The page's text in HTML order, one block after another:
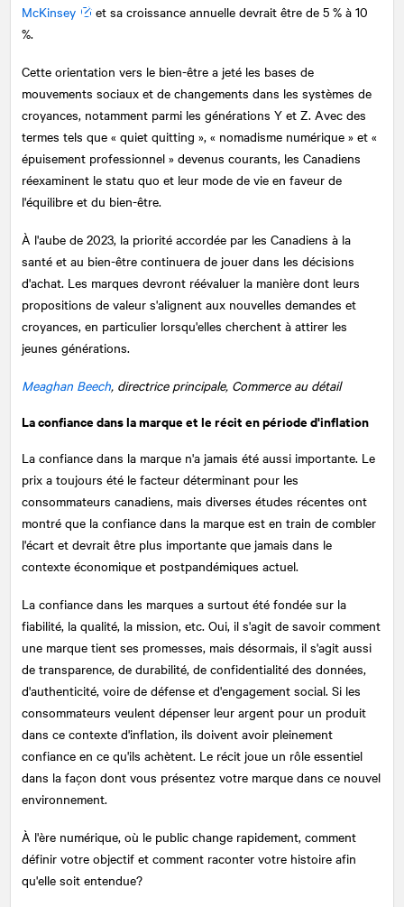
McKinsey
et sa croissance annuelle devrait être de 5 % à 10
%.
Cette orientation vers le bien-être a jeté les bases de
mouvements sociaux et de changements dans les systèmes de
croyances, notamment parmi les générations Y et Z. Avec des
termes tels que « quiet quitting », « nomadisme numérique » et «
épuisement professionnel » devenus courants, les Canadiens
réexaminent le statu quo et leur mode de vie en faveur de
l'équilibre et du bien-être.
À l'aube de 2023, la priorité accordée par les Canadiens à la
santé et au bien-être continuera de jouer dans les décisions
d'achat. Les marques devront réévaluer la manière dont leurs
propositions de valeur s'alignent aux nouvelles demandes et
croyances, en particulier lorsqu'elles cherchent à attirer les
jeunes générations.
Meaghan Beech, directrice principale, Commerce au détail
La confiance dans la marque et le récit en période d'inflation
La confiance dans la marque n'a jamais été aussi importante. Le
prix a toujours été le facteur déterminant pour les
consommateurs canadiens, mais diverses études récentes ont
montré que la confiance dans la marque est en train de combler
l'écart et devrait être plus importante que jamais dans le
contexte économique et postpandémiques actuel.
La confiance dans les marques a surtout été fondée sur la
fiabilité, la qualité, la mission, etc. Oui, il s'agit de savoir comment
une marque tient ses promesses, mais désormais, il s'agit aussi
de transparence, de durabilité, de confidentialité des données,
d'authenticité, voire de défense et d'engagement social. Si les
consommateurs veulent dépenser leur argent pour un produit
dans ce contexte d'inflation, ils doivent avoir pleinement
confiance en ce qu'ils achètent. Le récit joue un rôle essentiel
dans la façon dont vous présentez votre marque dans ce nouvel
environnement.
À l'ère numérique, où le public change rapidement, comment
définir votre objectif et comment raconter votre histoire afin
qu'elle soit entendue?